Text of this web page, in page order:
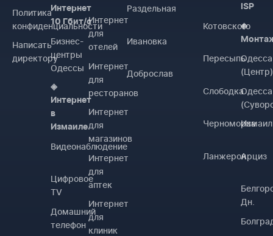
Политика
конфиденциальности
Написать
директору
Интернет
10 Гбит/с
Бизнес-
центры
Одессы
◈
Интернет
в
Измаиле
Видеонаблюдение
Цифровое
TV
Домашний
телефон
Интернет
для
отелей
Интернет
для
ресторанов
Интернет
для
магазинов
Интернет
для
аптек
Интернет
для
клиник
Раздельная
Ивановка
Доброслав
Котовского
Пересыпь
Слободка
Черноморка
Ланжерон
ISP
◈
Одесса
(Центр)
Одесса
Измаил
Арциз
Дн.